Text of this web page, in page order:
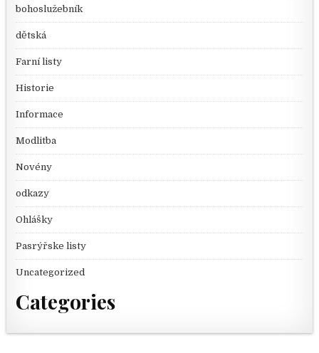
bohoslužebník
dětská
Farní listy
Historie
Informace
Modlitba
Novény
odkazy
Ohlášky
Pasrýřske listy
Uncategorized
Categories